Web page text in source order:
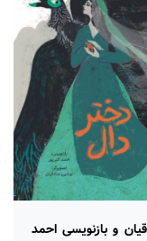
و بازنویسی احمد